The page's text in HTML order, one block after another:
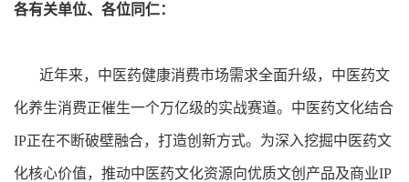
各有关单位、各位同仁：
近年来，中医药健康消费市场需求全面升级，中医药文
化养生消费正催生一个万亿级的实战赛道。中医药文化结合
IP正在不断破壁融合，打造创新方式。为深入挖掘中医药文
化核心价值，推动中医药文化资源向优质文创产品及商业IP